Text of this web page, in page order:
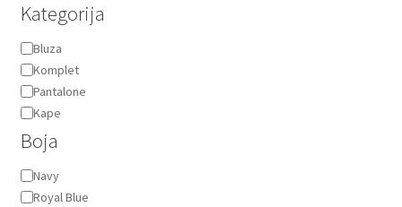
Royal
Kategorija
Kategorija
Bluza
Komplet
Pantalone
Kape
Boja
BojaNavy
Royal Blue